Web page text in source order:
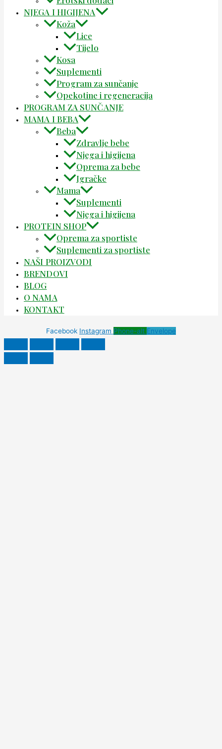
NJEGA I HIGIJENA
Koža
Lice
Tijelo
Kosa
Suplementi
Program za sunčanje
Opekotine i regeneracija
PROGRAM ZA SUNČANJE
MAMA I BEBA
Beba
Zdravlje bebe
Njega i higijena
Oprema za bebe
Igračke
Mama
Suplementi
Njega i higijena
PROTEIN SHOP
Oprema za sportiste
Suplementi za sportiste
NAŠI PROIZVODI
BRENDOVI
BLOG
O NAMA
KONTAKT
Facebook Instagram Phone-alt Envelope